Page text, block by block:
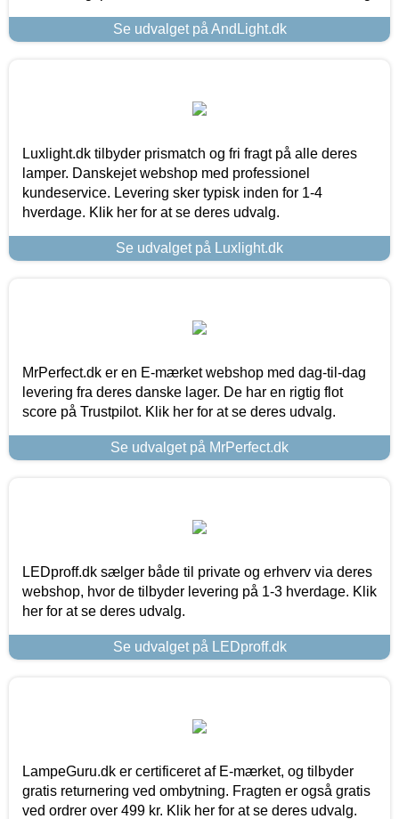
Se udvalget på AndLight.dk
Luxlight.dk tilbyder prismatch og fri fragt på alle deres
lamper. Danskejet webshop med professionel
kundeservice. Levering sker typisk inden for 1-4
hverdage. Klik her for at se deres udvalg.
Se udvalget på Luxlight.dk
MrPerfect.dk er en E-mærket webshop med dag-til-dag
levering fra deres danske lager. De har en rigtig flot
score på Trustpilot. Klik her for at se deres udvalg.
Se udvalget på MrPerfect.dk
LEDproff.dk sælger både til private og erhverv via deres
webshop, hvor de tilbyder levering på 1-3 hverdage. Klik
her for at se deres udvalg.
Se udvalget på LEDproff.dk
LampeGuru.dk er certificeret af E-mærket, og tilbyder
gratis returnering ved ombytning. Fragten er også gratis
ved ordrer over 499 kr. Klik her for at se deres udvalg.